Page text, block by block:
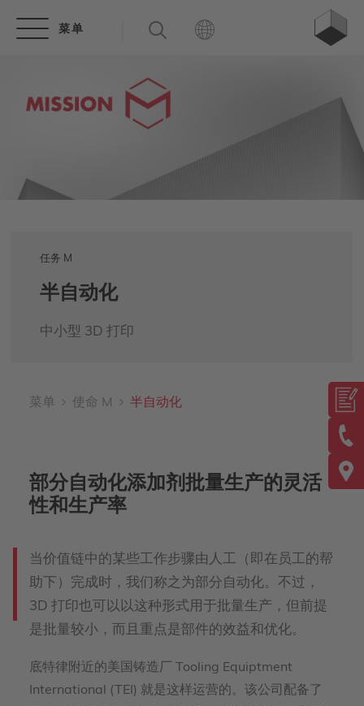
任务 M
半自动化
中小型 3D 打印
菜单 使命 M 半自动化
部分自动化添加剂批量生产的灵活
性和生产率
当价值链中的某些工作步骤由人工（即在员工的帮
助下）完成时，我们称之为部分自动化。不过，
3D 打印也可以以这种形式用于批量生产，但前提
是批量较小，而且重点是部件的效益和优化。
底特律附近的美国铸造厂 Tooling Equiptment
International (TEI) 就是这样运营的。该公司配备了